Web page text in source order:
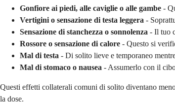
Gonfiore ai piedi, alle caviglie o alle gambe -
Vertigini o sensazione di testa leggera -
Sensazione di stanchezza o sonnolenza - Il tuo
Rossore o sensazione di calore - Questo si
Mal di testa - Di solito lieve e temporaneo
Mal di stomaco o nausea - Assumerlo con il
Questi effetti collaterali comuni di solito diventano
la dose.